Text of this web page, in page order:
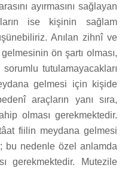
ayırmasını sağlayan
ise kişinin sağlam
Anılan zihnî ve
ön şartı olması,
tutulamayacakları
gelmesi için kişide
araçların yanı sıra,
olması gerekmektedir.
fiilin meydana gelmesi
bu nedenle özel anlamda
gerekmektedir. Mutezile